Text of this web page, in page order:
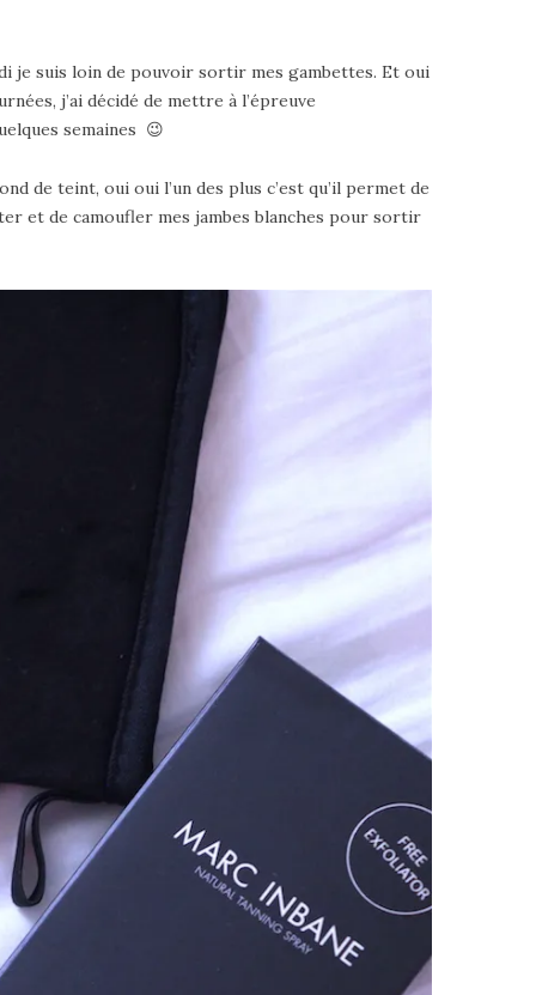
je suis loin de pouvoir sortir mes gambettes. Et oui
j’ai décidé de mettre à l’épreuve
semaines 😉
de teint, oui oui l’un des plus c’est qu’il permet de
et de camoufler mes jambes blanches pour sortir